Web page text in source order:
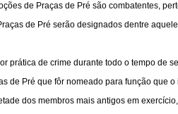
de Praças de Pré são combatentes,
de Pré serão designados dentre
prática de crime durante todo o tempo de
de Pré que fôr nomeado para função
dos membros mais antigos em